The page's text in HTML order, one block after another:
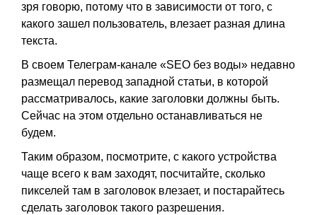
зря говорю, потому что в зависимости от того, с
какого зашел пользователь, влезает разная длина
текста.
В своем Телеграм-канале «SEO без воды» недавно
размещал перевод западной статьи, в которой
рассматривалось, какие заголовки должны быть.
Сейчас на этом отдельно останавливаться не
будем.
Таким образом, посмотрите, с какого устройства
чаще всего к вам заходят, посчитайте, сколько
пикселей там в заголовок влезает, и постарайтесь
сделать заголовок такого разрешения.